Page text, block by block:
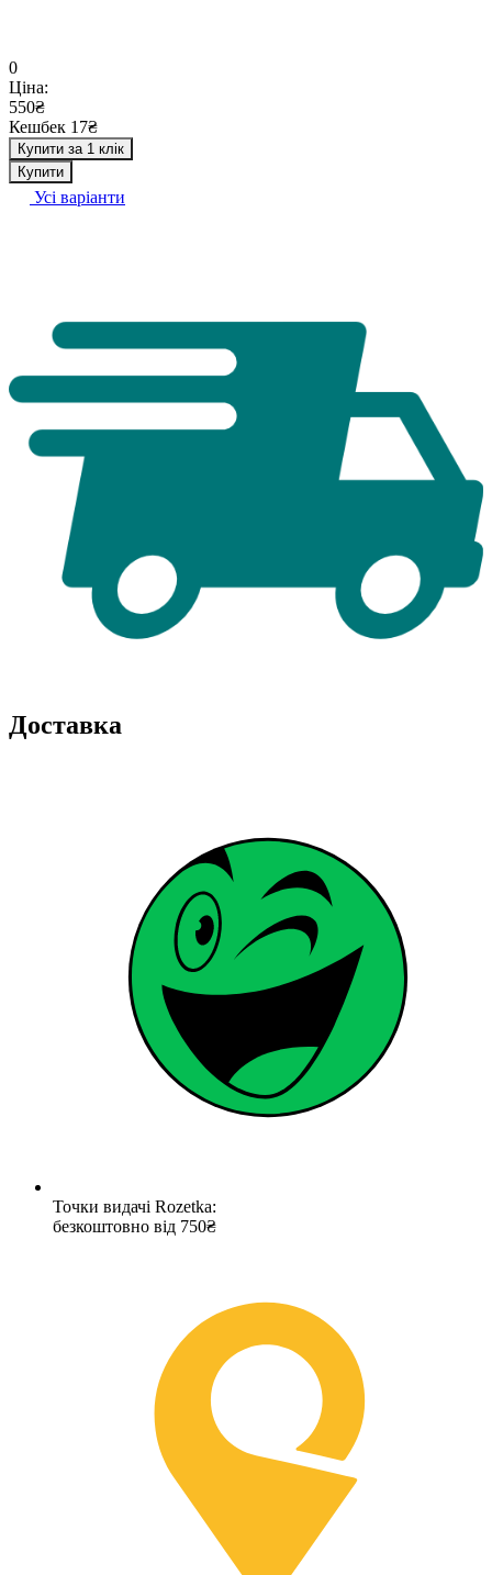
0
Ціна:
550₴
Кешбек 17₴
Купити за 1 клік
Купити
Усі варіанти
Доставка
Точки видачі Rozetka:
безкоштовно від 750₴